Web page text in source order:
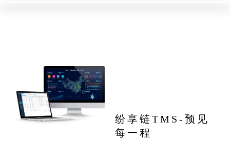
纷享链TMS-预见
每一程